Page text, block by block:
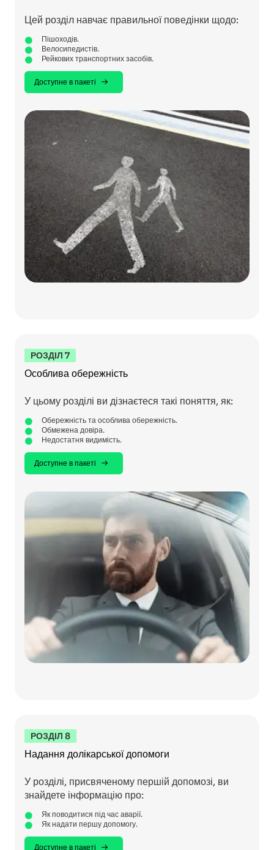
Цей розділ навчає правильної поведінки щодо:
Пішоходів.
Велосипедистів.
Рейкових транспортних засобів.
Доступне в пакеті
РОЗДІЛ 7
Особлива обережність
У цьому розділі ви дізнаєтеся такі поняття, як:
Обережність та особлива обережність.
Обмежена довіра.
Недостатня видимість.
Доступне в пакеті
РОЗДІЛ 8
Надання долікарської допомоги
У розділі, присвяченому першій допомозі, ви
знайдете інформацію про:
Як поводитися під час аварії.
Як надати першу допомогу.
Доступне в пакеті